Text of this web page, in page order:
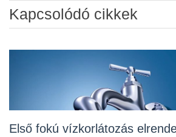
Kapcsolódó cikkek
Első fokú vízkorlátozás
Álláspályázat – konyhai
Lakossági fórum az Erzsébet
2026-07-10